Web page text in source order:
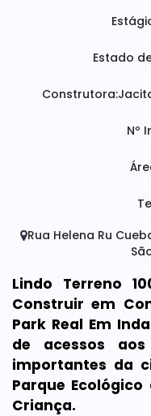
Estado
Construtora:
Nº
Rua Helena Ru
Lindo Terreno
Construir em
Park Real Em
de acessos
importantes da
Parque
Criança.